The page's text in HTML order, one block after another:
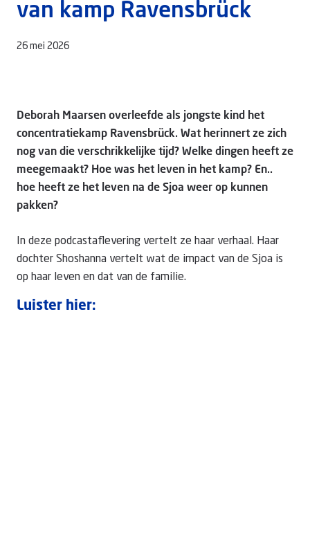
Doneer
van kamp Ravensbrück
26 mei 2026
Deborah Maarsen overleefde als jongste kind het
concentratiekamp Ravensbrück. Wat herinnert ze zich
nog van die verschrikkelijke tijd? Welke dingen heeft ze
meegemaakt? Hoe was het leven in het kamp? En..
hoe heeft ze het leven na de Sjoa weer op kunnen
pakken?
In deze podcastaflevering vertelt ze haar verhaal. Haar
dochter Shoshanna vertelt wat de impact van de Sjoa is
op haar leven en dat van de familie.
Luister hier: